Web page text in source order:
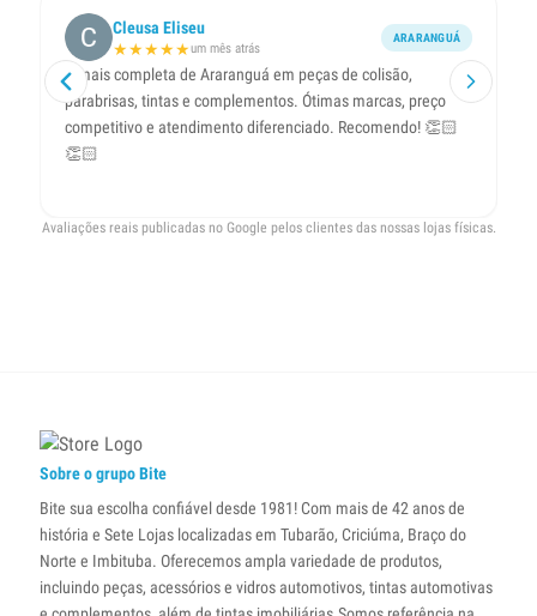
Cleusa Eliseu
★★★★★um mês atrás
ARARANGUÁ
A mais completa de Araranguá em peças de colisão,
parabrisas, tintas e complementos. Ótimas marcas, preço
competitivo e atendimento diferenciado. Recomendo! 👏🏻
👏🏻
Avaliações reais publicadas no Google pelos clientes das nossas lojas físicas.
Sobre o grupo Bite
Bite sua escolha confiável desde 1981! Com mais de 42 anos de
história e Sete Lojas localizadas em Tubarão, Criciúma, Braço do
Norte e Imbituba. Oferecemos ampla variedade de produtos,
incluindo peças, acessórios e vidros automotivos, tintas automotivas